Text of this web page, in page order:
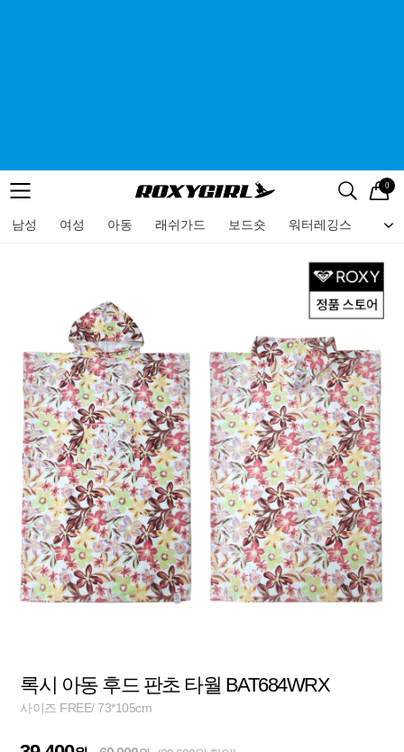
메뉴 검색
로고 0
남성 여성 아동 래쉬가드 보드숏 워터레깅스 비
메뉴
록시 아동 후드 판초 타월 BAT684WRX
사이즈 FREE/ 73*105cm